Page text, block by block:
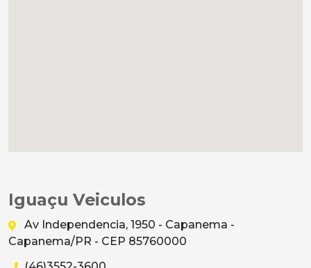
Iguaçu Veiculos
Av Independencia, 1950 - Capanema -
Capanema/PR - CEP 85760000